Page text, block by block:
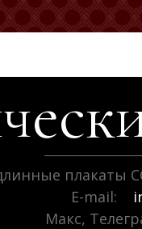
плакаты
E-mail:
Макс,